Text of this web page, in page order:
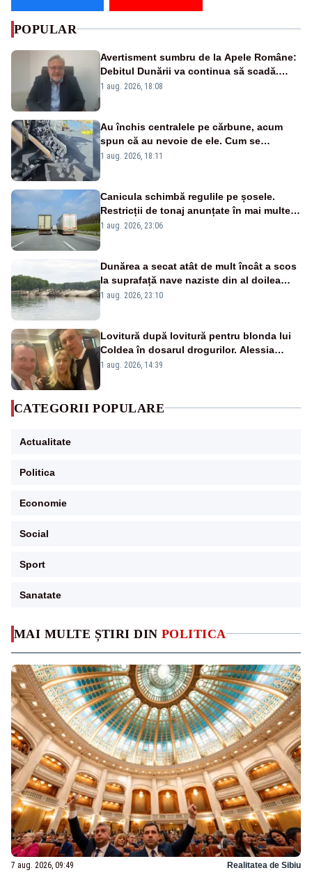
MAI MULTE ȘTIRI DIN POLITICA
7 aug. 2026, 09:49 Realitatea de Sibiu
POPULAR
Avertisment sumbru de la Apele Române:
Debitul Dunării va continua să scadă.
Cernavodă s-ar putea închide în 4 zile
1 aug. 2026, 18:08
Au închis centralele pe cărbune, acum
spun că au nevoie de ele. Cum se
pasează vina în plină criză energetică
1 aug. 2026, 18:11
Canicula schimbă regulile pe șosele.
Restricții de tonaj anunțate în mai multe
județe
1 aug. 2026, 23:06
Dunărea a secat atât de mult încât a scos
la suprafață nave naziste din al doilea
război mondial
1 aug. 2026, 23:10
Lovitură după lovitură pentru blonda lui
Coldea în dosarul drogurilor. Alessia
Păcuraru explică decizia magistraților
1 aug. 2026, 14:39
CATEGORII POPULARE
Actualitate
Politica
Economie
Social
Sport
Sanatate